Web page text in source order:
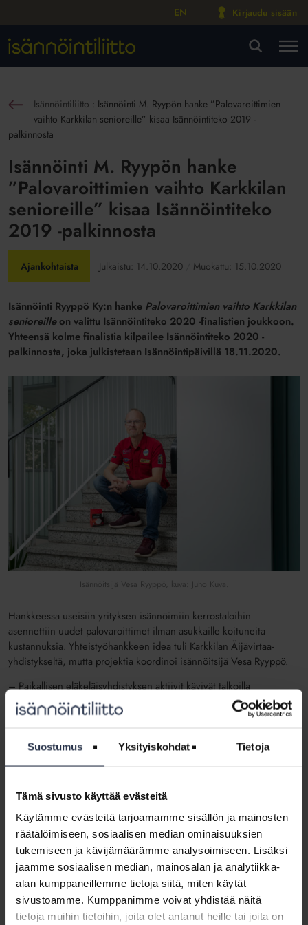
Suostumus Yksityiskohdat Tietoja
Tämä sivusto käyttää evästeitä
Käytämme evästeitä tarjoamamme sisällön ja mainosten
räätälöimiseen, sosiaalisen median ominaisuuksien
tukemiseen ja kävijämäärämme analysoimiseen. Lisäksi
jaamme sosiaalisen median, mainosalan ja analytiikka-
alan kumppaneillemme tietoja siitä, miten käytät
sivustoamme. Kumppanimme voivat yhdistää näitä
tietoja muihin tietoihin, joita olet antanut heille tai joita on
EN Kirjaudu sisään
Isännöintiliitto : Isännöinti M. Ryypön hanke ”Palovaroittimien
vaihto Karkkilan senioreille” kisaa Isännöintiteko 2019 -
palkinnosta
Isännöinti M. Ryypön hanke
”Palovaroittimien vaihto Karkkilan
senioreille” kisaa Isännöintiteko
2019 -palkinnosta
Ajankohtaista Julkaistu: 14.10.2020 Muokattu: 15.10.2020
Isännöinti Ryyppö Ky:n hanke Palovaroittimien vaihto Karkkilan
senioreilleon valittu Isännöintiteko 2020 -finalistien joukkoon.
Yhteensä kolme finalistia kilpailee Isännöintiteko 2020 -
palkinnosta, joka julkistetaan Isännöintipäivillä 18.11.2020.
Isännöitsijä Vesa Ryyppö, kuva: Juho Kuva.
Hankkeessa useisiin yrityksen isännöimiin kerrostaloihin
asennettiin uudet palovaroittimet ilman asukkaille koituneita
kustannuksia. Yhteistyöhankkeen idea tuli Karkkilan Äijävirtaa-
yhdistykseltä, mutta projektia koordinoi isännöitsijä Vesa Ryyppö.
– Paikallisen eläkeläisyhdistyksen aktiivit kävivät talkoilla
asentamassa palovaroittimet 500 seniorille isännöimiimme
kohteisiin. Saimme K-Raudalta palovaroittimista hyvän tarjouksen ja
Ryyppö.
Hankkeen suurin hyöty oli paloturvallisuuden olennainen
kreivin aikaan, sillä monesta asunnosta vanha palovaroitin löytyi
lipaston laatikosta. Samalla käynnillä asennettiin myös
porraskäytäviin uudet varoittimet.
Isännöinti ja Äijävirtaa ovat jo alustavasti sopineet paristojen
vaihdattamisesta kohteisiin vuosittain.
– Projekti oli vastuullinen myös siksi, että emme vapaaehtoistyöllä
vieneet kenenkään muun työtä. Esimerkiksi seinän maalaus olisi